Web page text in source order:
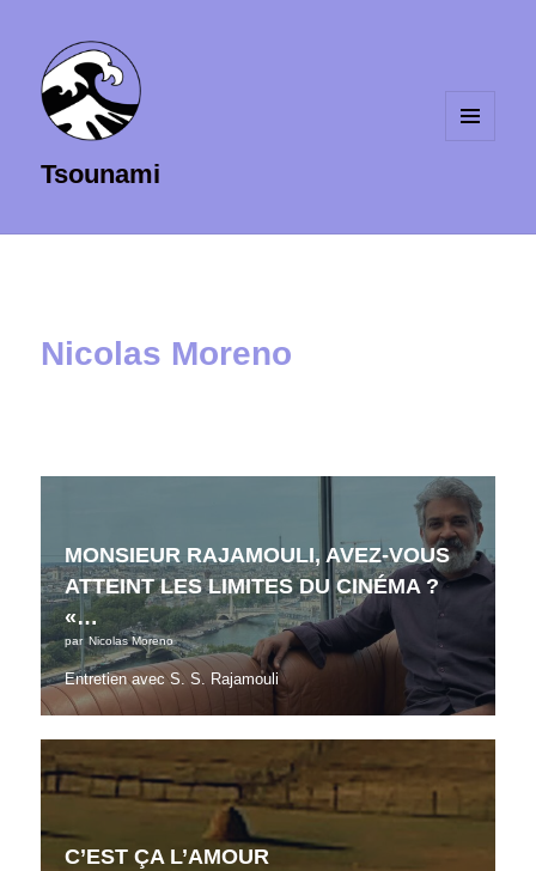
Tsounami
Nicolas Moreno
MONSIEUR RAJAMOULI, AVEZ-VOUS
ATTEINT LES LIMITES DU CINÉMA ?
«…
par Nicolas Moreno
Entretien avec S. S. Rajamouli
C’EST ÇA L’AMOUR